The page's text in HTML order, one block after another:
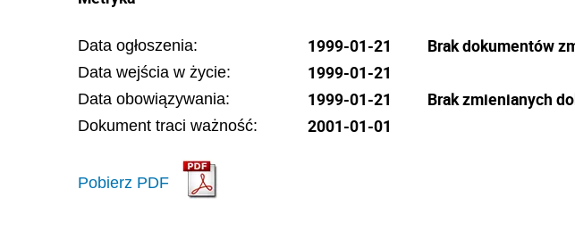
Data ogłoszenia: 1999-01-21
Data wejścia w życie: 1999-01-21
Data obowiązywania: 1999-01-21
Dokument traci ważność: 2001-01-01
Pobierz PDF
Brak dokumentów
Brak zmienianych